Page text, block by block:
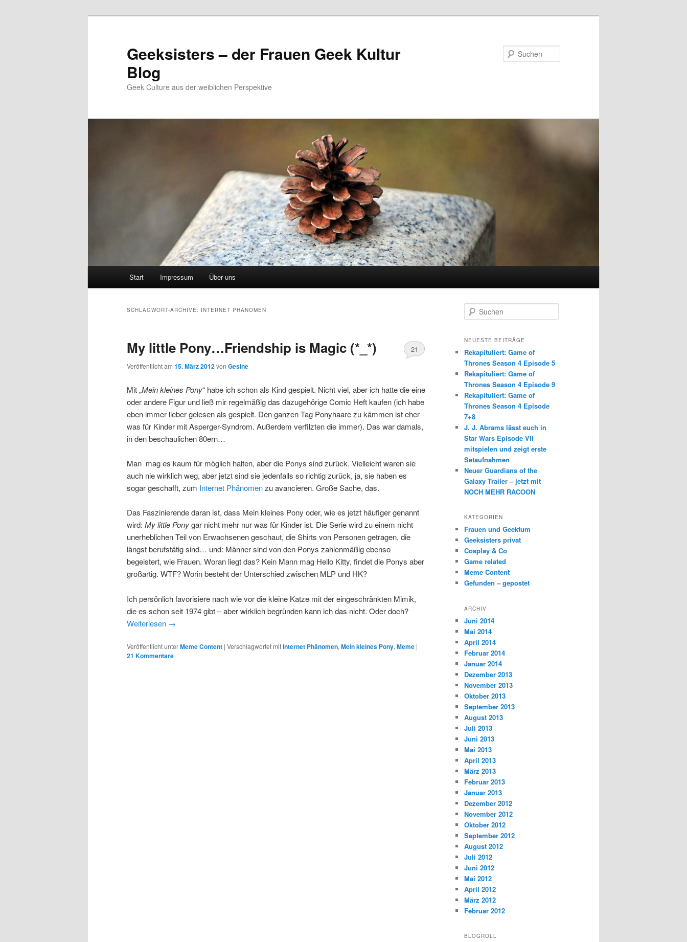
Geeksisters – der Frauen Geek Kultur
Blog
Geek Culture aus der weiblichen Perspektive
Start Impressum Über uns
SCHLAGWORT-ARCHIVE: INTERNET PHÄNOMEN
My little Pony…Friendship is Magic (*_*)
Veröffentlicht am 15. März 2012von Gesine
21
Mit „Mein kleines Pony“ habe ich schon als Kind gespielt. Nicht viel, aber ich hatte die eine
oder andere Figur und ließ mir regelmäßig das dazugehörige Comic Heft kaufen (ich habe
eben immer lieber gelesen als gespielt. Den ganzen Tag Ponyhaare zu kämmen ist eher
was für Kinder mit Asperger-Syndrom. Außerdem verfilzten die immer). Das war damals,
in den beschaulichen 80ern…
Man mag es kaum für möglich halten, aber die Ponys sind zurück. Vielleicht waren sie
auch nie wirklich weg, aber jetzt sind sie jedenfalls so richtig zurück, ja, sie haben es
sogar geschafft, zum Internet Phänomenzu avancieren. Große Sache, das.
Das Faszinierende daran ist, dass Mein kleines Pony oder, wie es jetzt häufiger genannt
wird: My little Ponygar nicht mehr nur was für Kinder ist. Die Serie wird zu einem nicht
unerheblichen Teil von Erwachsenen geschaut, die Shirts von Personen getragen, die
längst berufstätig sind… und: Männer sind von den Ponys zahlenmäßig ebenso
begeistert, wie Frauen. Woran liegt das? Kein Mann mag Hello Kitty, findet die Ponys aber
großartig. WTF? Worin besteht der Unterschied zwischen MLP und HK?
Ich persönlich favorisiere nach wie vor die kleine Katze mit der eingeschränkten Mimik,
die es schon seit 1974 gibt – aber wirklich begründen kann ich das nicht. Oder doch?
Weiterlesen →
Veröffentlicht unterMeme Content | Verschlagwortet mitInternet Phänomen, Mein kleines Pony, Meme |
21 Kommentare
u
h
n
NEUESTE BEITRÄGE
Rekapituliert: Game of
Thrones Season 4 Episode 5
Rekapituliert: Game of
Thrones Season 4 Episode 9
Rekapituliert: Game of
Thrones Season 4 Episode
7+8
J. J. Abrams lässt euch in
Star Wars Episode VII
mitspielen und zeigt erste
Setaufnahmen
Neuer Guardians of the
Galaxy Trailer – jetzt mit
NOCH MEHR RACOON
KATEGORIEN
Frauen und Geektum
Geeksisters privat
Cosplay & Co
Game related
Meme Content
Gefunden – gepostet
ARCHIV
Juni 2014
Mai 2014
April 2014
Februar 2014
Januar 2014
Dezember 2013
November 2013
Oktober 2013
September 2013
August 2013
Juli 2013
Juni 2013
Mai 2013
April 2013
März 2013
Februar 2013
Januar 2013
Dezember 2012
November 2012
Oktober 2012
September 2012
August 2012
Juli 2012
Juni 2012
Mai 2012
April 2012
März 2012
Februar 2012
BLOGROLL